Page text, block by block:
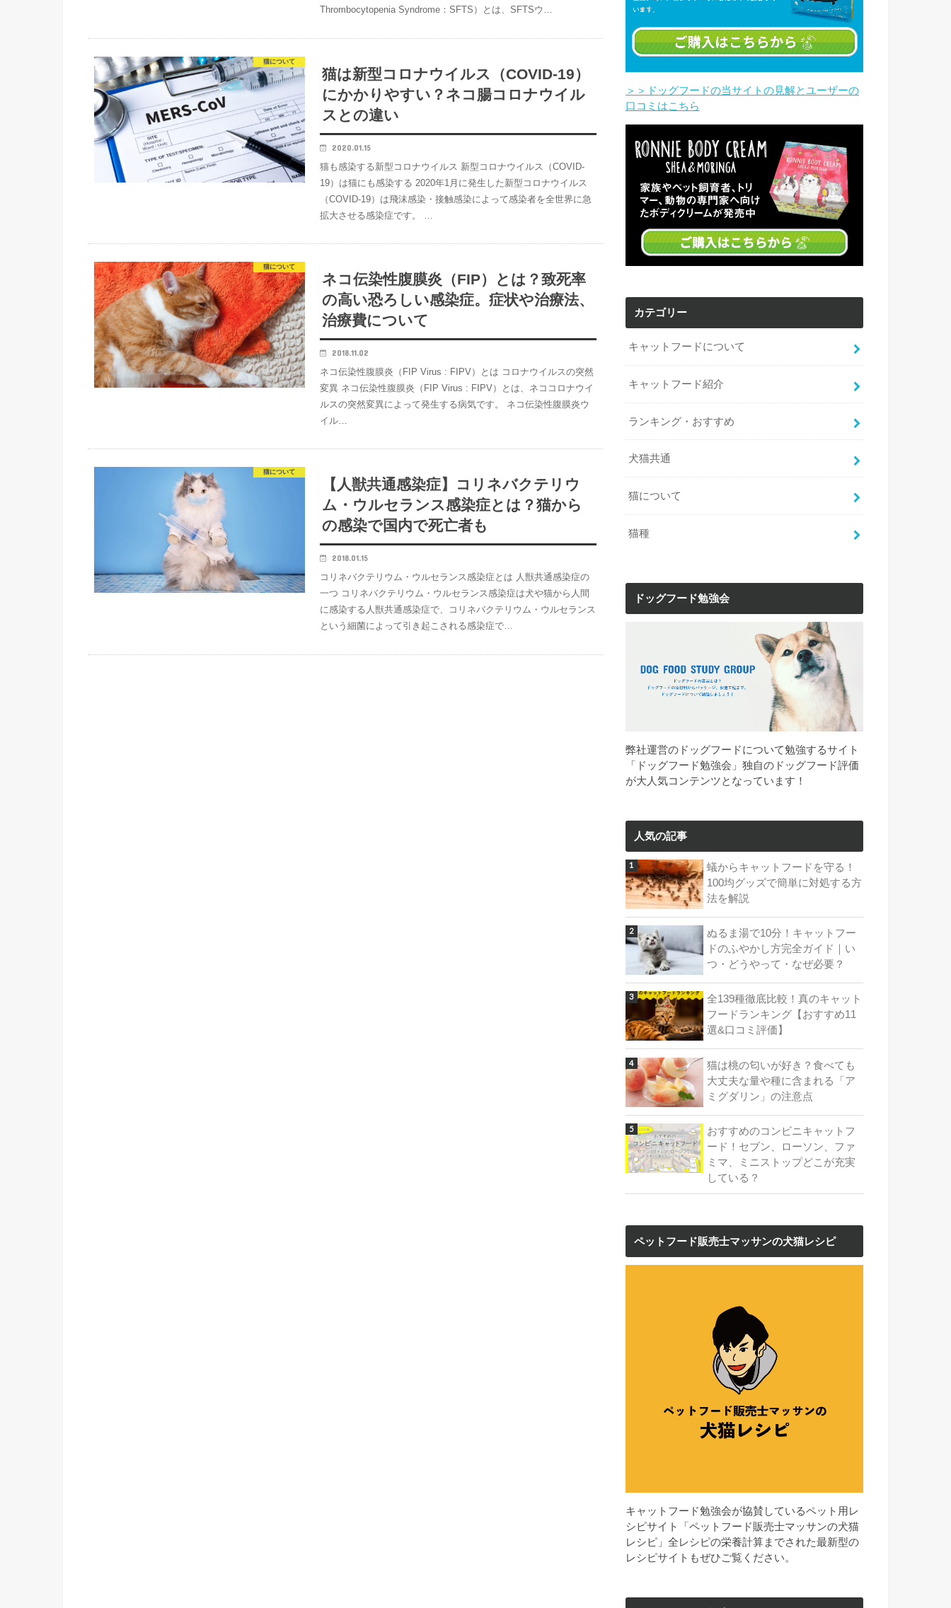
Thrombocytopenia Syndrome：SFTS）とは、SFTSウ…
猫について
猫は新型コロナウイルス（COVID-19）
にかかりやすい？ネコ腸コロナウイル
スとの違い
2020.01.15
猫も感染する新型コロナウイルス 新型コロナウイルス（COVID-
19）は猫にも感染する 2020年1月に発生した新型コロナウイルス
（COVID-19）は飛沫感染・接触感染によって感染者を全世界に急
拡大させる感染症です。 …
猫について
ネコ伝染性腹膜炎（FIP）とは？致死率
の高い恐ろしい感染症。症状や治療法、
治療費について
2018.11.02
ネコ伝染性腹膜炎（FIP Virus : FIPV）とは コロナウイルスの突然
変異 ネコ伝染性腹膜炎（FIP Virus : FIPV）とは、ネココロナウイ
ルスの突然変異によって発生する病気です。 ネコ伝染性腹膜炎ウ
イル…
猫について
【人獣共通感染症】コリネバクテリウ
ム・ウルセランス感染症とは？猫から
の感染で国内で死亡者も
2018.01.15
コリネバクテリウム・ウルセランス感染症とは 人獣共通感染症の
一つ コリネバクテリウム・ウルセランス感染症は犬や猫から人間
に感染する人獣共通感染症で、コリネバクテリウム・ウルセランス
という細菌によって引き起こされる感染症で…
＞＞ドッグフードの当サイトの見解とユーザーの
口コミはこちら
カテゴリー
キャットフードについて
キャットフード紹介
ランキング・おすすめ
犬猫共通
猫について
猫種
ドッグフード勉強会
弊社運営のドッグフードについて勉強するサイト
「ドッグフード勉強会」独自のドッグフード評価
が大人気コンテンツとなっています！
人気の記事
蟻からキャットフードを守る！
100均グッズで簡単に対処する方
法を解説
ぬるま湯で10分！キャットフー
ドのふやかし方完全ガイド｜い
つ・どうやって・なぜ必要？
全139種徹底比較！真のキャット
フードランキング【おすすめ11
選&口コミ評価】
猫は桃の匂いが好き？食べても
大丈夫な量や種に含まれる「ア
ミグダリン」の注意点
おすすめのコンビニキャットフ
ード！セブン、ローソン、ファ
ミマ、ミニストップどこが充実
している？
ペットフード販売士マッサンの犬猫レシピ
キャットフード勉強会が協賛しているペット用レ
シピサイト「ペットフード販売士マッサンの犬猫
レシピ」全レシピの栄養計算までされた最新型の
レシピサイトもぜひご覧ください。